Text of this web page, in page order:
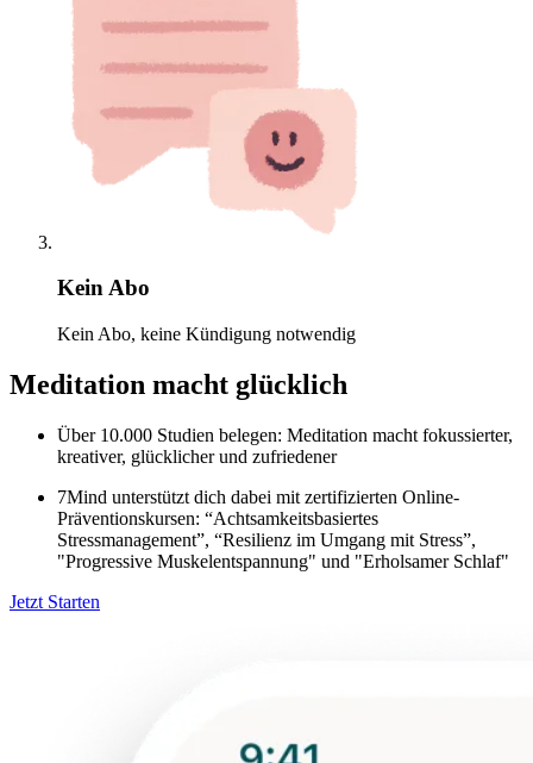
Kein Abo
Kein Abo, keine Kündigung notwendig
Meditation macht glücklich
Über 10.000 Studien belegen: Meditation macht fokussierter,
kreativer, glücklicher und zufriedener
7Mind unterstützt dich dabei mit zertifizierten Online-
Präventionskursen: “Achtsamkeitsbasiertes
Stressmanagement”, “Resilienz im Umgang mit Stress”,
"Progressive Muskelentspannung" und "Erholsamer Schlaf"
Jetzt Starten